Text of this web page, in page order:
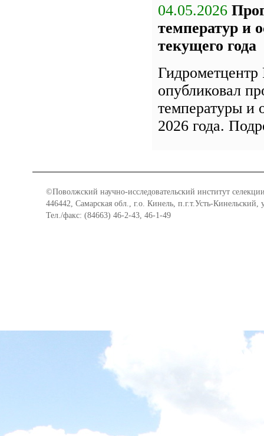
04.05.2026
температур и
текущего года
Гидрометцентр
опубликовал
температуры и
2026 года.
©Поволжский научно-исследовательский институт
446442, Самарская обл., г.о. Кинель, п.г.т.Усть-Кинельский,
Тел./факс: (84663) 46-2-43, 46-1-49